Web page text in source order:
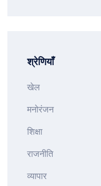
श्रेणियाँ
खेल
मनोरंजन
शिक्षा
राजनीति
व्यापार